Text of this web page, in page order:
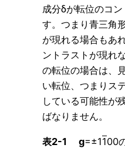
成分δが転位のコ
す。つまり青三角
が現れる場合もあ
ントラストが現れ
の転位の場合は、
い転位、つまりス
している可能性が
ばなりません。
表2-1 g=±1100